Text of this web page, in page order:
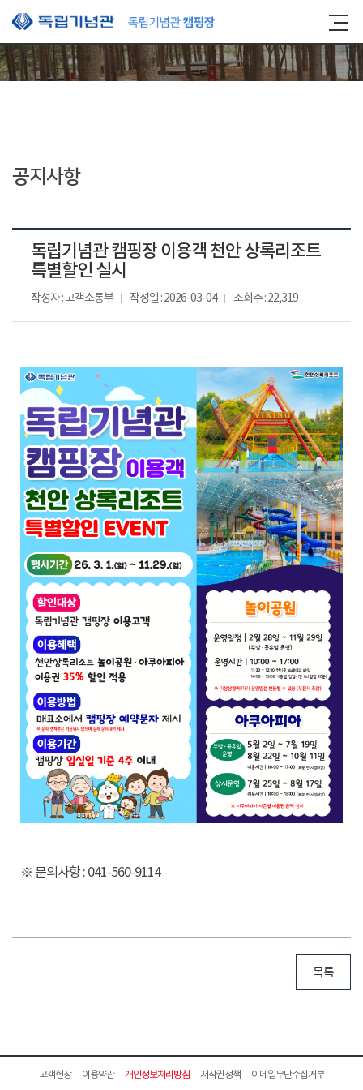
본문 바로가기
공지사항
독립기념관 캠핑장 이용객 천안 상록리조트
특별할인 실시
작성자 : 고객소통부 작성일 : 2026-03-04 조회수 : 22,319
※ 문의사항 : 041-560-9114
목록
고객헌장 이용약관 개인정보처리방침 저작권정책 이메일무단수집거부